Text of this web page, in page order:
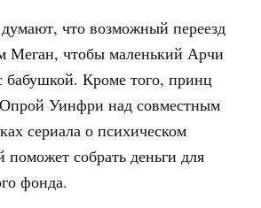
что возможный переезд
Меган, чтобы маленький Арчи
бабушкой. Кроме того, принц
Опрой Уинфри над совместным
сериала о психическом
поможет собрать деньги для
фонда.